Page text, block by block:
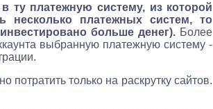
ту платежную систему, из которой
несколько платежных систем, то
больше денег). Более
выбранную платежную систему -
только на раскрутку сайтов.